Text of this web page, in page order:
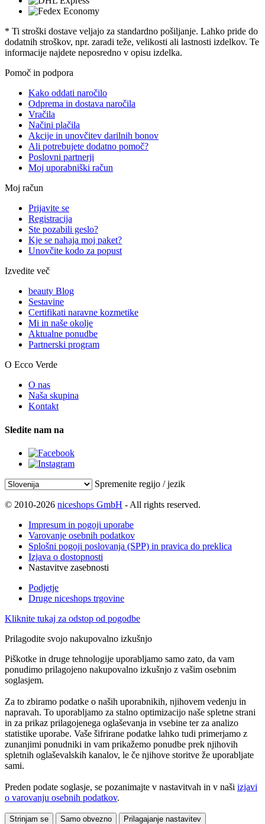
* Ti stroški dostave veljajo za standardno pošiljanje. Lahko pride do
dodatnih stroškov, npr. zaradi teže, velikosti ali lastnosti izdelkov. Te
informacije najdete neposredno v opisu izdelka.
Pomoč in podpora
Kako oddati naročilo
Odprema in dostava naročila
Vračila
Načini plačila
Akcije in unovčitev darilnih bonov
Ali potrebujete dodatno pomoč?
Poslovni partnerji
Moj uporabniški račun
Moj račun
Prijavite se
Registracija
Ste pozabili geslo?
Kje se nahaja moj paket?
Unovčite kodo za popust
Izvedite več
beauty Blog
Sestavine
Certifikati naravne kozmetike
Mi in naše okolje
Aktualne ponudbe
Partnerski program
O Ecco Verde
O nas
Naša skupina
Kontakt
Sledite nam na
Spremenite regijo / jezik
© 2010-2026 niceshops GmbH - All rights reserved.
Impresum in pogoji uporabe
Varovanje osebnih podatkov
Splošni pogoji poslovanja (SPP) in pravica do preklica
Izjava o dostopnosti
Nastavitve zasebnosti
Podjetje
Druge niceshops trgovine
Kliknite tukaj za odstop od pogodbe
Prilagodite svojo nakupovalno izkušnjo
Piškotke in druge tehnologije uporabljamo samo zato, da vam
ponudimo prilagojeno nakupovalno izkušnjo z vašim osebnim
soglasjem.
Za to zbiramo podatke o naših uporabnikih, njihovem vedenju in
napravah. To uporabljamo za stalno optimizacijo naše spletne strani
in za prikaz prilagojenega oglaševanja in vsebine ter za analizo
statistike uporabe. Vaše šifrirane podatke lahko tudi primerjamo z
zunanjimi ponudniki in vam prikažemo ponudbe prek njihovih
spletnih oglaševalskih kanalov, le če njihove storitve že uporabljate
sami.
Preden podate soglasje, se pozanimajte v nastavitvah in v naši izjavi
o varovanju osebnih podatkov.
Strinjam se Samo obvezno Prilagajanje nastavitev